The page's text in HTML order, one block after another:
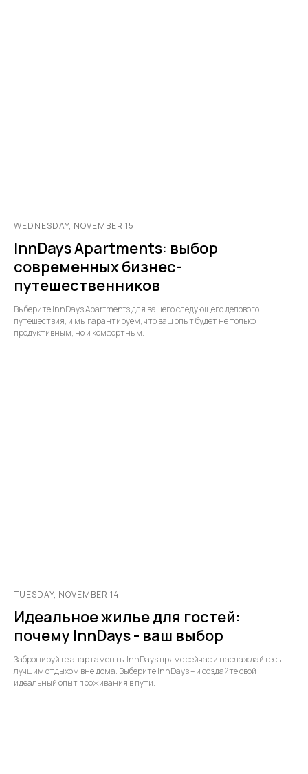
WEDNESDAY, NOVEMBER 15
InnDays Apartments: выбор
современных бизнес-
путешественников
Выберите InnDays Apartments для вашего следующего делового
путешествия, и мы гарантируем, что ваш опыт будет не только
продуктивным, но и комфортным.
TUESDAY, NOVEMBER 14
Идеальное жилье для гостей:
почему InnDays - ваш выбор
Забронируйте апартаменты InnDays прямо сейчас и наслаждайтесь
лучшим отдыхом вне дома. Выберите InnDays – и создайте свой
идеальный опыт проживания в пути.